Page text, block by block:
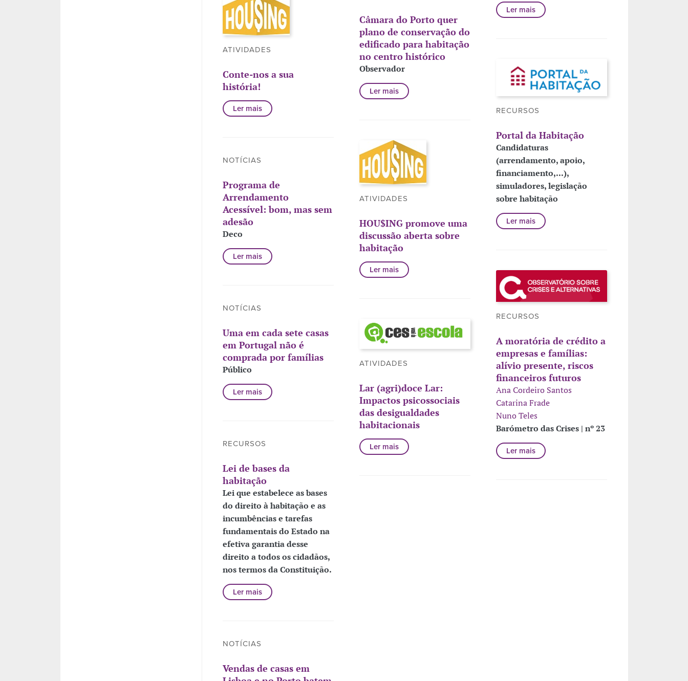
ATIVIDADES
Conte-nos a sua
história!
Ler mais
NOTÍCIAS
Programa de
Arrendamento
Acessível: bom, mas sem
adesão
Deco
Ler mais
Câmara do Porto quer
plano de conservação do
edificado para habitação
no centro histórico
Observador
Ler mais
Ler mais
NOTÍCIAS
Uma em cada sete casas
em Portugal não é
comprada por famílias
Público
Ler mais
ATIVIDADES
HOU$ING promove uma
discussão aberta sobre
habitação
Ler mais
RECURSOS
Portal da Habitação
Candidaturas
(arrendamento, apoio,
financiamento,...),
simuladores, legislação
sobre habitação
Ler mais
RECURSOS
Lei de bases da
habitação
Lei que estabelece as bases
do direito à habitação e as
incumbências e tarefas
fundamentais do Estado na
efetiva garantia desse
direito a todos os cidadãos,
nos termos da Constituição.
Ler mais
ATIVIDADES
Lar (agri)doce Lar:
Impactos psicossociais
das desigualdades
habitacionais
Ler mais
RECURSOS
A moratória de crédito a
empresas e famílias:
alívio presente, riscos
financeiros futuros
Ana Cordeiro Santos
Catarina Frade
Nuno Teles
Barómetro das Crises | nº 23
Ler mais
NOTÍCIAS
Vendas de casas em